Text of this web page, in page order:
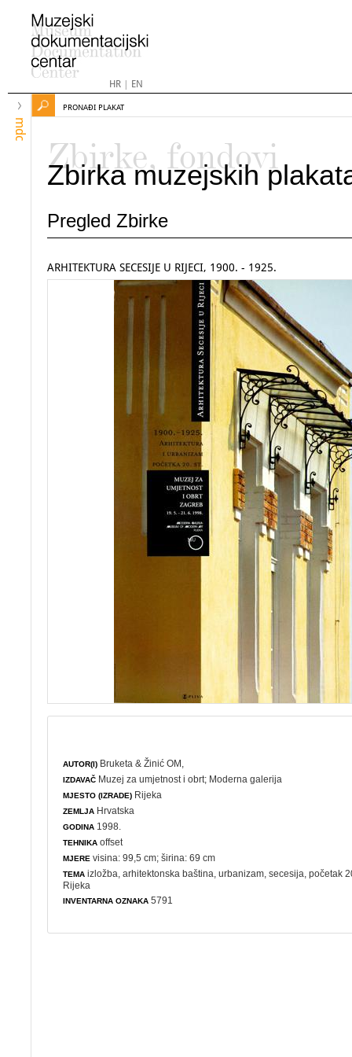
HR| EN
mdc
PRONAĐI PLAKAT
Zbirke, fondovi
Zbirka muzejskih
Pregled Zbirke
ARHITEKTURA SECESIJE U RIJECI, 1900. - 1925.
AUTOR(I) Bruketa & Žinić OM,
IZDAVAČ Muzej za umjetnost i obrt; Moderna galerija
MJESTO (IZRADE) Rijeka
ZEMLJA Hrvatska
GODINA 1998.
TEHNIKA offset
MJERE visina: 99,5 cm; širina: 69 cm
TEMA izložba ,arhitektonska baština ,urbanizam ,secesija , početak
Rijeka
INVENTARNA OZNAKA 5791